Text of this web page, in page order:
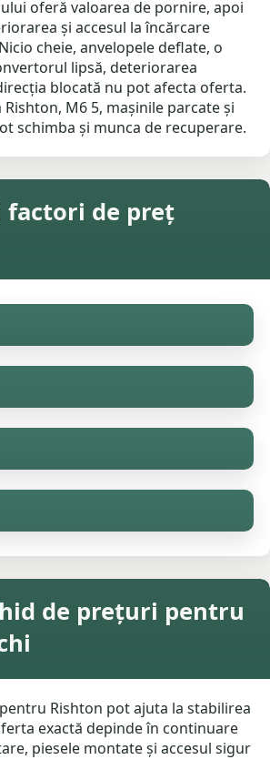
oferă valoarea de pornire, apoi
și accesul la încărcare
cheie, anvelopele deflate, o
lipsă, deteriorarea
blocată nu pot afecta oferta.
M6 5, mașinile parcate și
schimba și munca de recuperare.
factori de preț
de prețuri pentru
Rishton pot ajuta la stabilirea
exactă depinde în continuare
piesele montate și accesul sigur